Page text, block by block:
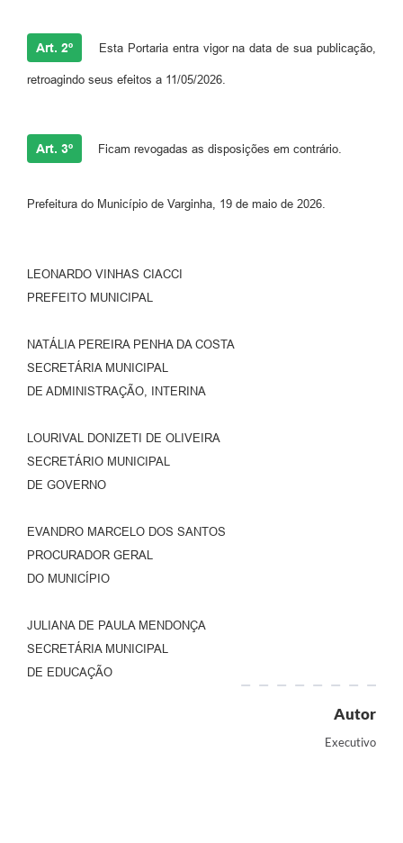
Art. 2º Esta Portaria entra vigor na data de sua publicação,
retroagindo seus efeitos a 11/05/2026.
Art. 3º Ficam revogadas as disposições em contrário.
Prefeitura do Município de Varginha, 19 de maio de 2026.
LEONARDO VINHAS CIACCI
PREFEITO MUNICIPAL
NATÁLIA PEREIRA PENHA DA COSTA
SECRETÁRIA MUNICIPAL
DE ADMINISTRAÇÃO, INTERINA
LOURIVAL DONIZETI DE OLIVEIRA
SECRETÁRIO MUNICIPAL
DE GOVERNO
EVANDRO MARCELO DOS SANTOS
PROCURADOR GERAL
DO MUNICÍPIO
JULIANA DE PAULA MENDONÇA
SECRETÁRIA MUNICIPAL
DE EDUCAÇÃO
Autor
Executivo